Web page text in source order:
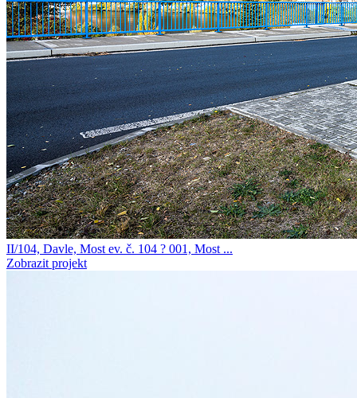
II/104, Davle, Most ev. č. 104 ? 001, Most ...
Zobrazit projekt